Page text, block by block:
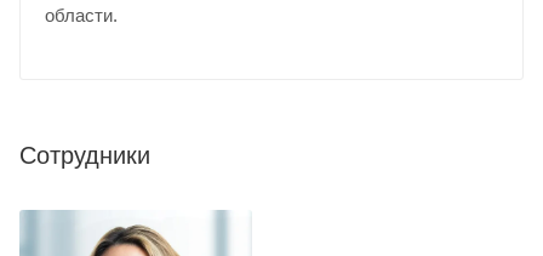
области.
Сотрудники